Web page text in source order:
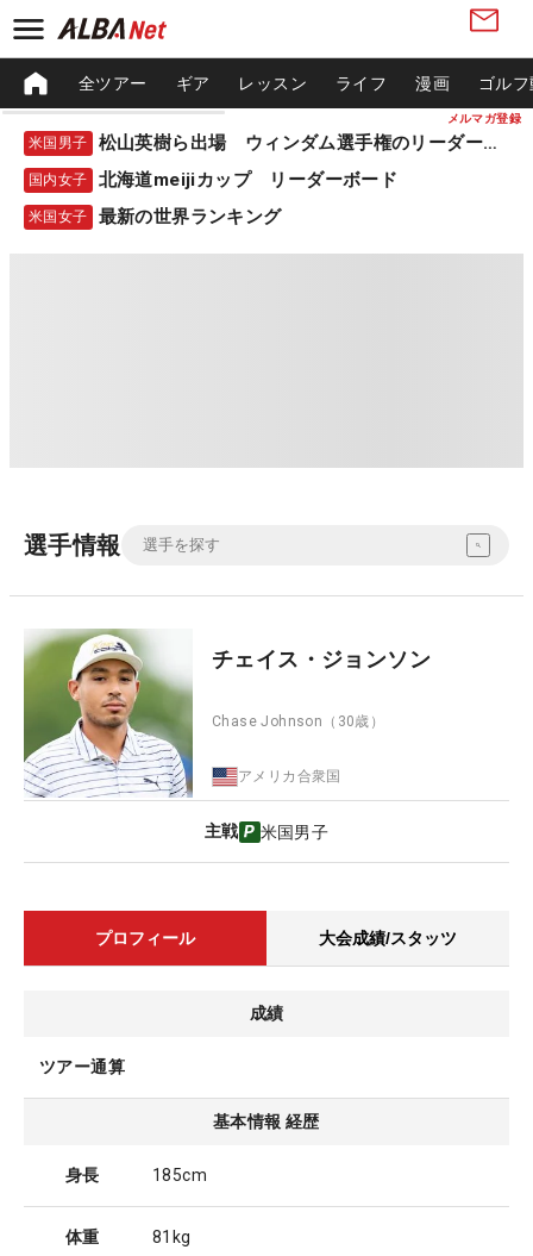
メルマガ登録
全ツアー ギア レッスン ライフ 漫画 ゴル
米国男子 松山英樹ら出場 ウィンダム選手権のリーダーボード
国内女子 北海道meijiカップ リーダーボード
米国女子 最新の世界ランキング
選手情報
チェイス・ジョンソン
Chase Johnson （30歳）
アメリカ合衆国
主戦 米国男子
プロフィール 大会成績/スタッツ
成績
ツアー通算
基本情報 経歴
身長 185cm
体重 81kg